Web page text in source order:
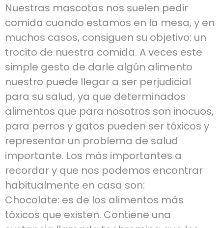
Nuestras mascotas nos suelen pedir
comida cuando estamos en la mesa, y en
muchos casos, consiguen su objetivo: un
trocito de nuestra comida. A veces este
simple gesto de darle algún alimento
nuestro puede llegar a ser perjudicial
para su salud, ya que determinados
alimentos que para nosotros son inocuos,
para perros y gatos pueden ser tóxicos y
representar un problema de salud
importante. Los más importantes a
recordar y que nos podemos encontrar
habitualmente en casa son:
Chocolate: es de los alimentos más
tóxicos que existen. Contiene una